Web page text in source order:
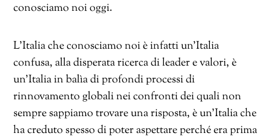
conosciamo noi oggi.
L’Italia che conosciamo noi è infatti un’Italia
confusa, alla disperata ricerca di leader e valori, è
un’Italia in balìa di profondi processi di
rinnovamento globali nei confronti dei quali non
sempre sappiamo trovare una risposta, è un’Italia che
ha creduto spesso di poter aspettare perché era prima